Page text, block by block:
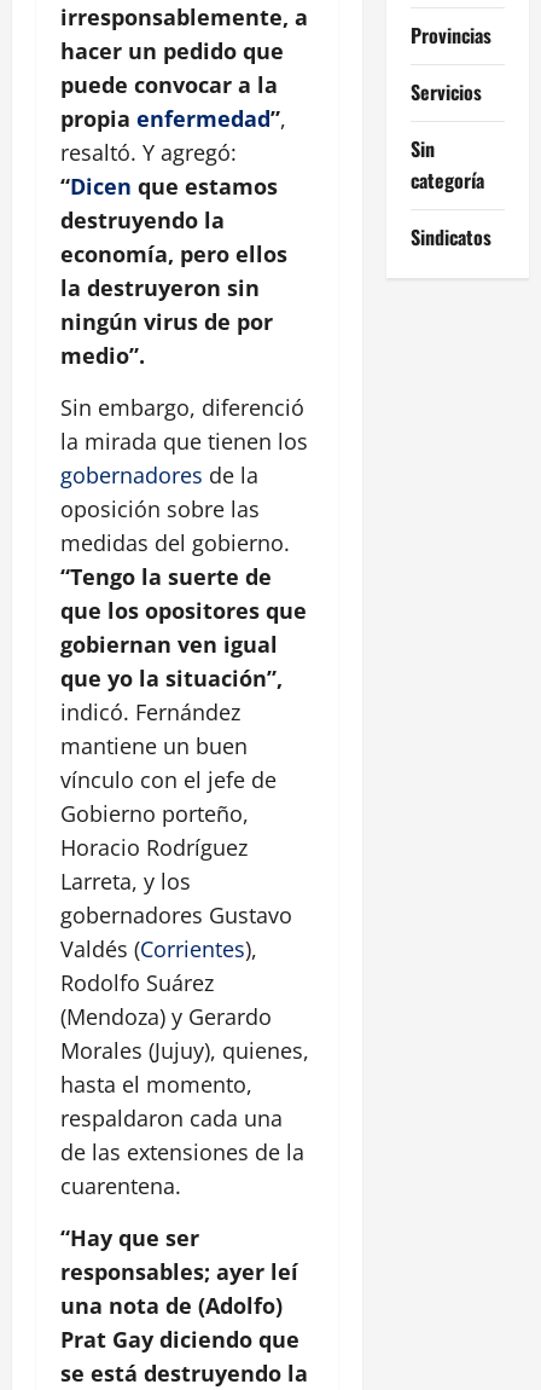
irresponsablemente, a
hacer un pedido que
puede convocar a la
propia enfermedad”,
resaltó. Y agregó:
“Dicen que estamos
destruyendo la
economía, pero ellos
la destruyeron sin
ningún virus de por
medio”.
Sin embargo, diferenció
la mirada que tienen los
gobernadores de la
oposición sobre las
medidas del gobierno.
“Tengo la suerte de
que los opositores que
gobiernan ven igual
que yo la situación”,
indicó. Fernández
mantiene un buen
vínculo con el jefe de
Gobierno porteño,
Horacio Rodríguez
Larreta, y los
gobernadores Gustavo
Valdés (Corrientes),
Rodolfo Suárez
(Mendoza) y Gerardo
Morales (Jujuy), quienes,
hasta el momento,
respaldaron cada una
de las extensiones de la
cuarentena.
“Hay que ser
responsables; ayer leí
una nota de (Adolfo)
Prat Gay diciendo que
se está destruyendo la
Provincias
Servicios
Sin
categoría
Sindicatos